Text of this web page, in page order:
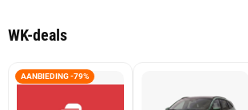
WK-deals
AANBIEDING -79%